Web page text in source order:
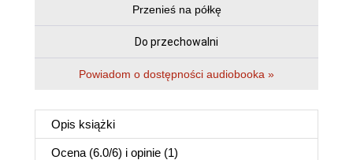
Przenieś na półkę
Do przechowalni
Powiadom o dostępności audiobooka »
Opis książki
Ocena (6.0/6) i opinie (1)